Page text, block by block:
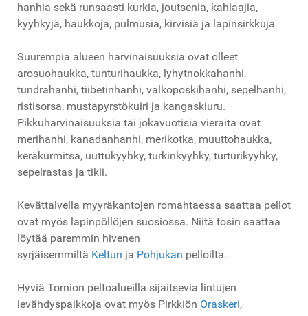
hanhia sekä runsaasti kurkia, joutsenia, kahlaajia,
kyyhkyjä, haukkoja, pulmusia, kirvisiä ja lapinsirkkuja.
Suurempia alueen harvinaisuuksia ovat olleet
arosuohaukka, tunturihaukka, lyhytnokkahanhi,
tundrahanhi, tiibetinhanhi, valkoposkihanhi, sepelhanhi,
ristisorsa, mustapyrstökuiri ja kangaskiuru.
Pikkuharvinaisuuksia tai jokavuotisia vieraita ovat
merihanhi, kanadanhanhi, merikotka, muuttohaukka,
keräkurmitsa, uuttukyyhky, turkinkyyhky, turturikyyhky,
sepelrastas ja tikli.
Kevättalvella myyräkantojen romahtaessa saattaa pellot
ovat myös lapinpöllöjen suosiossa. Niitä tosin saattaa
löytää paremmin hivenen
syrjäisemmiltä Keltun ja Pohjukan pelloilta.
Hyviä Tornion peltoalueilla sijaitsevia lintujen
levähdyspaikkoja ovat myös Pirkkiön Oraskeri,